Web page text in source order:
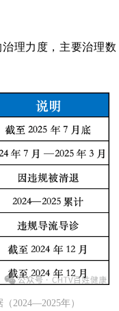
理力度，主要治理数
2024—2025年）